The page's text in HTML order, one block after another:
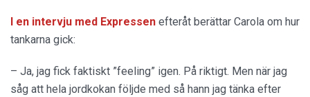
I en intervju med Expressen efteråt berättar Carola om hur
tankarna gick:
– Ja, jag fick faktiskt ”feeling” igen. På riktigt. Men när jag
såg att hela jordkokan följde med så hann jag tänka efter